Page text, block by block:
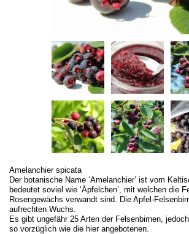
Amelanchier spicata
Der botanische Name ‘Amelanchier’ ist vom
bedeutet soviel wie ‘Äpfelchen’, mit welchen die
Rosengewächs verwandt sind. Die Apfel-
aufrechten Wuchs.
Es gibt ungefähr 25 Arten der Felsenbirnen,
so vorzüglich wie die hier angebotenen.